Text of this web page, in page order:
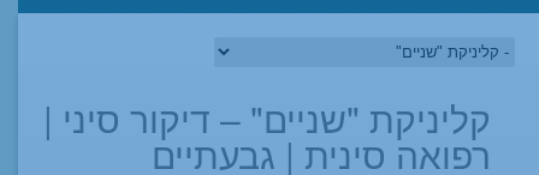
קליניקת "שניים" – דיקור סיני |
רפואה סינית | גבעתיים